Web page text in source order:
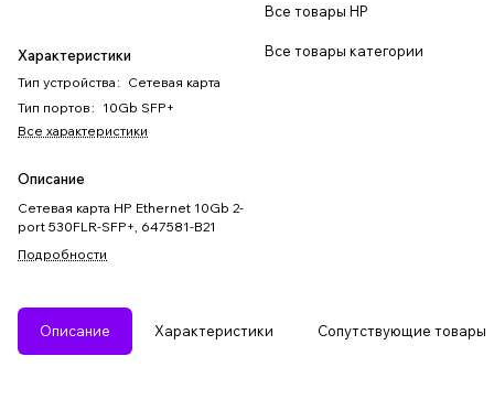
Характеристики
Тип устройства : Сетевая карта
Тип портов : 10Gb SFP+
Все характеристики
Описание
Сетевая карта HP Ethernet 10Gb 2-
port 530FLR-SFP+, 647581-B21
Подробности
Все товары HP
Все товары категории
Описание Характеристики Сопутствующие товары